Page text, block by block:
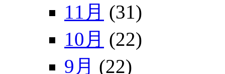
11月 (31)
10月 (22)
9月 (22)